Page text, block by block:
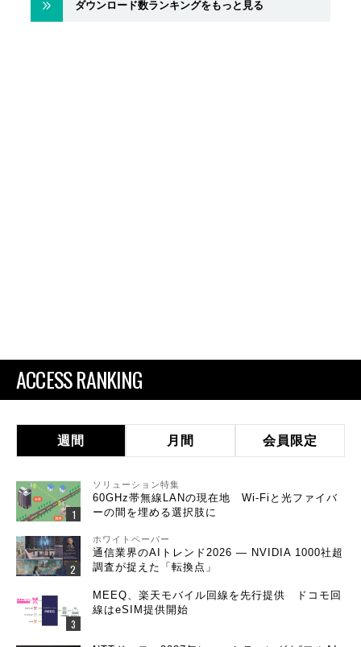
ダウンロード数ランキングをもっと見る
ACCESS RANKING
週間 月間 会員限定
ソリューション特集
60GHz帯無線LANの現在地 Wi-Fiと光ファイバ
ーの間を埋める選択肢に
ホワイトペーパー
通信業界のAIトレンド2026 ― NVIDIA 1000社超
調査が捉えた「転換点」
MEEQ、楽天モバイル回線を先行提供 ドコモ回
線はeSIM提供開始